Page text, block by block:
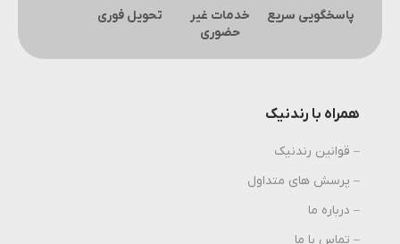
پاسخگویی سریع
خدمات غیر
حضوری
تحویل فوری
همراه با رندنیک
– قوانین رندنیک
– پرسش های متداول
– درباره ما
– تماس با ما